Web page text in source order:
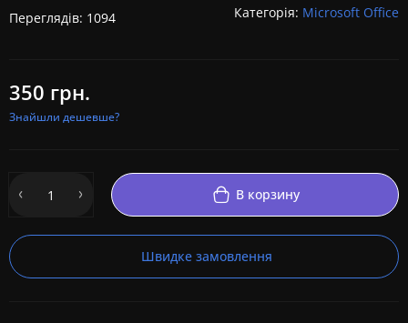
Переглядів: 1094
Категорія: Microsoft Office
350 грн.
Знайшли дешевше?
В корзину
Швидке замовлення